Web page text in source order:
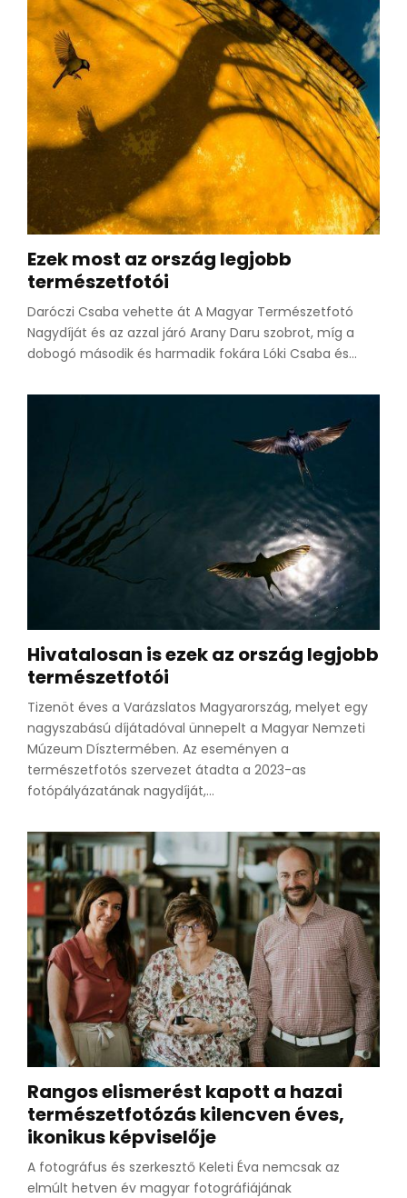
Ezek most az ország legjobb
természetfotói
Daróczi Csaba vehette át A Magyar Természetfotó
Nagydíját és az azzal járó Arany Daru szobrot, míg a
dobogó második és harmadik fokára Lóki Csaba és...
Hivatalosan is ezek az ország legjobb
természetfotói
Tizenöt éves a Varázslatos Magyarország, melyet egy
nagyszabású díjátadóval ünnepelt a Magyar Nemzeti
Múzeum Dísztermében. Az eseményen a
természetfotós szervezet átadta a 2023-as
fotópályázatának nagydíját,...
Rangos elismerést kapott a hazai
természetfotózás kilencven éves,
ikonikus képviselője
A fotográfus és szerkesztő Keleti Éva nemcsak az
elmúlt hetven év magyar fotográfiájának